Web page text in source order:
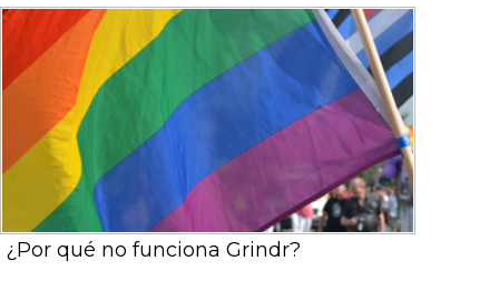
¿Por qué no funciona Grindr?